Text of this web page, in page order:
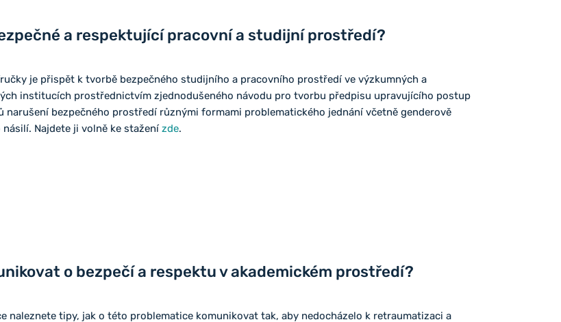
a respektující pracovní a studijní prostředí?
je přispět k tvorbě bezpečného studijního a pracovního prostředí ve výzkumných a
institucích prostřednictvím zjednodušeného návodu pro tvorbu předpisu upravujícího postup
narušení bezpečného prostředí různými formami problematického jednání včetně genderově
násilí. Najdete ji volně ke staženízde.
o bezpečí a respektu v akademickém prostředí?
naleznete tipy, jak o této problematice komunikovat tak, aby nedocházelo k retraumatizaci a